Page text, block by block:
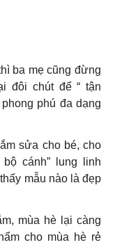
ba mẹ cũng đừng
đôi chút để “ tận
phú đa dạng
sửa cho bé, cho
cánh” lung linh
mẫu nào là đẹp
mùa hè lại càng
cho mùa hè rẻ